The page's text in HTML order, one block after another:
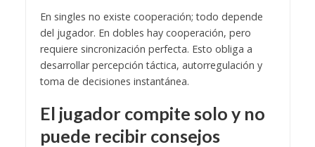
En singles no existe cooperación; todo depende
del jugador. En dobles hay cooperación, pero
requiere sincronización perfecta. Esto obliga a
desarrollar percepción táctica, autorregulación y
toma de decisiones instantánea.
El jugador compite solo y no
puede recibir consejos